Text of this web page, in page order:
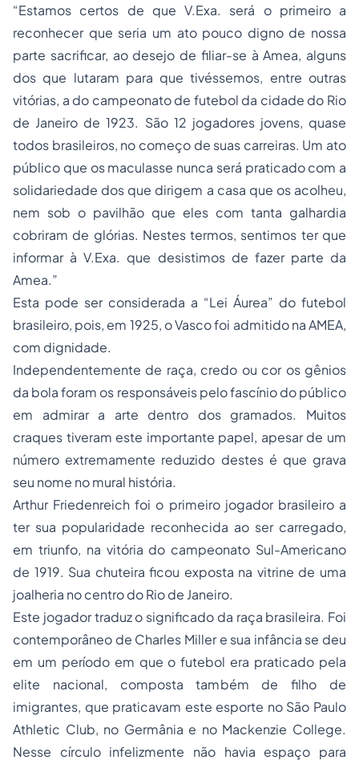
“Estamos certos de que V.Exa. será o primeiro a
reconhecer que seria um ato pouco digno de nossa
parte sacrificar, ao desejo de filiar-se à Amea, alguns
dos que lutaram para que tivéssemos, entre outras
vitórias, a do campeonato de futebol da cidade do Rio
de Janeiro de 1923. São 12 jogadores jovens, quase
todos brasileiros, no começo de suas carreiras. Um ato
público que os maculasse nunca será praticado com a
solidariedade dos que dirigem a casa que os acolheu,
nem sob o pavilhão que eles com tanta galhardia
cobriram de glórias. Nestes termos, sentimos ter que
informar à V.Exa. que desistimos de fazer parte da
Amea.”
Esta pode ser considerada a “Lei Áurea” do futebol
brasileiro, pois, em 1925, o Vasco foi admitido na AMEA,
com dignidade.
Independentemente de raça, credo ou cor os gênios
da bola foram os responsáveis pelo fascínio do público
em admirar a arte dentro dos gramados. Muitos
craques tiveram este importante papel, apesar de um
número extremamente reduzido destes é que grava
seu nome no mural história.
Arthur Friedenreich foi o primeiro jogador brasileiro a
ter sua popularidade reconhecida ao ser carregado,
em triunfo, na vitória do campeonato Sul-Americano
de 1919. Sua chuteira ficou exposta na vitrine de uma
joalheria no centro do Rio de Janeiro.
Este jogador traduz o significado da raça brasileira. Foi
contemporâneo de Charles Miller e sua infância se deu
em um período em que o futebol era praticado pela
elite nacional, composta também de filho de
imigrantes, que praticavam este esporte no São Paulo
Athletic Club, no Germânia e no Mackenzie College.
Nesse círculo infelizmente não havia espaço para